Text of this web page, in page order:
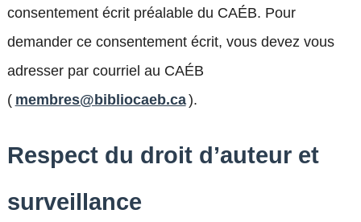
consentement écrit préalable du CAÉB. Pour
demander ce consentement écrit, vous devez vous
adresser par courriel au CAÉB
( membres@bibliocaeb.ca).
Respect du droit d’auteur et
surveillance